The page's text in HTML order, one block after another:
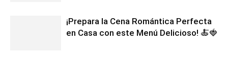
¡Prepara la Cena Romántica Perfecta
en Casa con este Menú Delicioso! 🍝🍓